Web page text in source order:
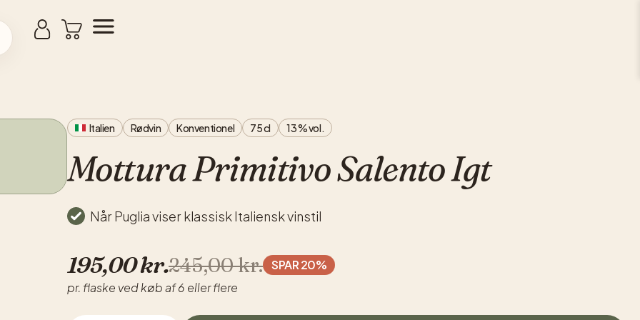
Italien Rødvin Konventionel 75 cl 13 % vol.
Mottura Primitivo Salento Igt
Når Puglia viser klassisk Italiensk vinstil
195,00kr.245,00kr. SPAR 20%
pr. flaske ved køb af 6 eller flere